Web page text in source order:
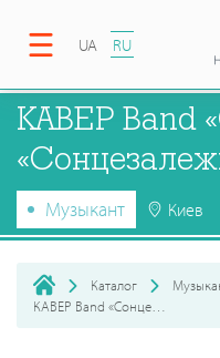
UA RU
КАВЕР Band
Музыкант Киев
Каталог